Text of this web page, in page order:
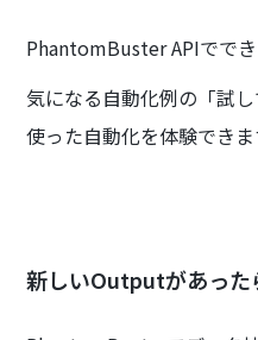
PhantomBuster APIでで
気になる自動化例の「試
使った自動化を体験でき
新しいOutputがあった